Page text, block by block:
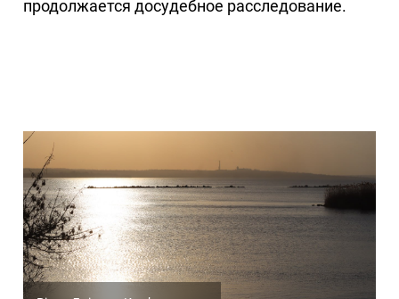
продолжается досудебное расследование.